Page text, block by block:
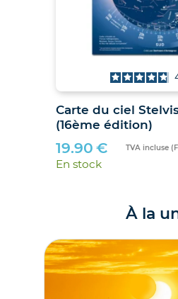
Les Soleils noirs de
– Le guide des
août 2026 et 2 août
21.00€
À la